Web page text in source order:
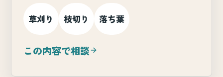
草刈り 枝切り 落ち葉
この内容で相談